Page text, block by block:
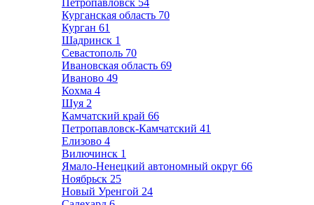
Петропавловск 54
Курганская область 70
Курган 61
Шадринск 1
Севастополь 70
Ивановская область 69
Иваново 49
Кохма 4
Шуя 2
Камчатский край 66
Петропавловск-Камчатский 41
Елизово 4
Вилючинск 1
Ямало-Ненецкий автономный округ 66
Ноябрьск 25
Новый Уренгой 24